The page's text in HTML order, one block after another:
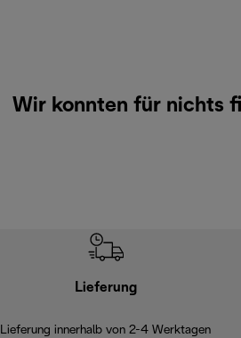
Wir konnten für nichts
Lieferung
Lieferung innerhalb von 2-4 Werktagen